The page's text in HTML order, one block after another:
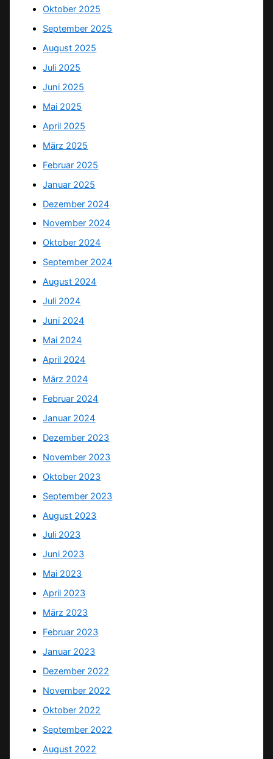
Oktober 2025
September 2025
August 2025
Juli 2025
Juni 2025
Mai 2025
April 2025
März 2025
Februar 2025
Januar 2025
Dezember 2024
November 2024
Oktober 2024
September 2024
August 2024
Juli 2024
Juni 2024
Mai 2024
April 2024
März 2024
Februar 2024
Januar 2024
Dezember 2023
November 2023
Oktober 2023
September 2023
August 2023
Juli 2023
Juni 2023
Mai 2023
April 2023
März 2023
Februar 2023
Januar 2023
Dezember 2022
November 2022
Oktober 2022
September 2022
August 2022